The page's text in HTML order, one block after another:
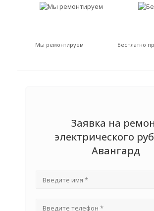
Мы ремонтируем Бесплатно
Заявка на
электрического
Авангард